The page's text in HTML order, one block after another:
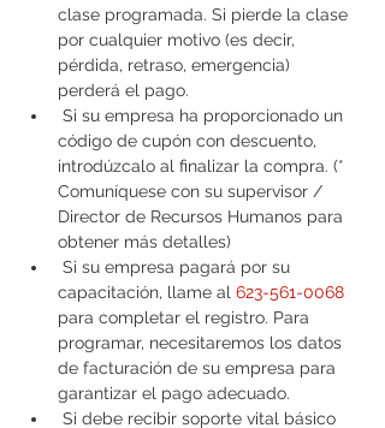
clase programada. Si pierde la clase
por cualquier motivo (es decir,
pérdida, retraso, emergencia)
perderá el pago.
código de cupón con descuento,
introdúzcalo al finalizar la compra. (*
Comuníquese con su supervisor /
Director de Recursos Humanos para
obtener más detalles)
capacitación, llame al 623-561-0068
para completar el registro. Para
programar, necesitaremos los datos
de facturación de su empresa para
garantizar el pago adecuado.